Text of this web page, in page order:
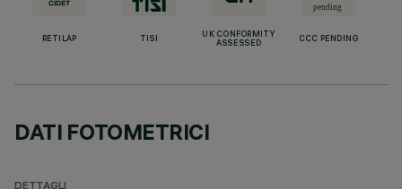
RETILAP TISI
UK CONFORMITY
ASSESSED
CCC PENDING
DATI FOTOMETRICI